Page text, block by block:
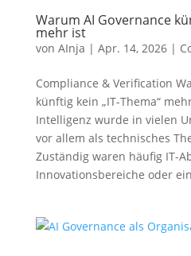
Warum AI Governance
mehr ist
von AInja | Apr. 14, 2026|
Compliance & Verification
künftig kein „IT-Thema“
Intelligenz wurde in vielen
vor allem als technisches
Zuständig waren häufig IT-
Innovationsbereiche oder